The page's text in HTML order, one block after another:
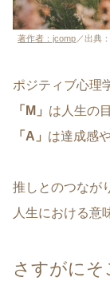
著作者：jcomp／出典
ポジティブ心理
「M」 は人生の
「A」 は達成感
推しとのつなが
人生における意
さすがに